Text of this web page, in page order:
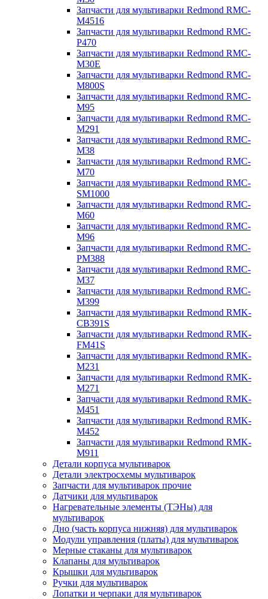
Запчасти для мультиварки Redmond RMC-
M4516
Запчасти для мультиварки Redmond RMC-
P470
Запчасти для мультиварки Redmond RMC-
M30E
Запчасти для мультиварки Redmond RMC-
M800S
Запчасти для мультиварки Redmond RMC-
M95
Запчасти для мультиварки Redmond RMC-
M291
Запчасти для мультиварки Redmond RMC-
M38
Запчасти для мультиварки Redmond RMC-
M70
Запчасти для мультиварки Redmond RMC-
SM1000
Запчасти для мультиварки Redmond RMC-
M60
Запчасти для мультиварки Redmond RMC-
M96
Запчасти для мультиварки Redmond RMC-
PM388
Запчасти для мультиварки Redmond RMC-
M37
Запчасти для мультиварки Redmond RMC-
M399
Запчасти для мультиварки Redmond RMK-
CB391S
Запчасти для мультиварки Redmond RMK-
FM41S
Запчасти для мультиварки Redmond RMK-
M231
Запчасти для мультиварки Redmond RMK-
M271
Запчасти для мультиварки Redmond RMK-
M451
Запчасти для мультиварки Redmond RMK-
M452
Запчасти для мультиварки Redmond RMK-
M911
Детали корпуса мультиварок
Детали электросхемы мультиварок
Запчасти для мультиварок прочие
Датчики для мультиварок
Нагревательные элементы (ТЭНы) для
мультиварок
Дно (часть корпуса нижняя) для мультиварок
Модули управления (платы) для мультиварок
Мерные стаканы для мультиварок
Клапаны для мультиварок
Крышки для мультиварок
Ручки для мультиварок
Лопатки и черпаки для мультиварок